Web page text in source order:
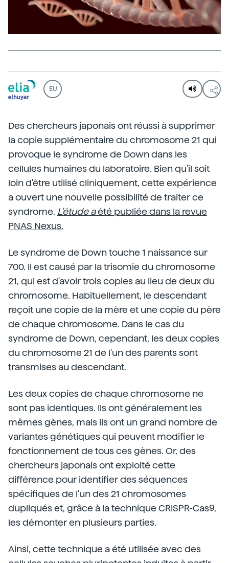
EU
Des chercheurs japonais ont réussi à supprimer
la copie supplémentaire du chromosome 21 qui
provoque le syndrome de Down dans les
cellules humaines du laboratoire. Bien qu'il soit
loin d'être utilisé cliniquement, cette expérience
a ouvert une nouvelle possibilité de traiter ce
syndrome. L'étude aété publiée dans la revue
PNAS Nexus.
Le syndrome de Down touche 1 naissance sur
700. Il est causé par la trisomie du chromosome
21, qui est d'avoir trois copies au lieu de deux du
chromosome. Habituellement, le descendant
reçoit une copie de la mère et une copie du père
de chaque chromosome. Dans le cas du
syndrome de Down, cependant, les deux copies
du chromosome 21 de l'un des parents sont
transmises au descendant.
Les deux copies de chaque chromosome ne
sont pas identiques. Ils ont généralement les
mêmes gènes, mais ils ont un grand nombre de
variantes génétiques qui peuvent modifier le
fonctionnement de tous ces gènes. Or, des
chercheurs japonais ont exploité cette
différence pour identifier des séquences
spécifiques de l'un des 21 chromosomes
dupliqués et, grâce à la technique CRISPR-Cas9,
les démonter en plusieurs parties.
Ainsi, cette technique a été utilisée avec des